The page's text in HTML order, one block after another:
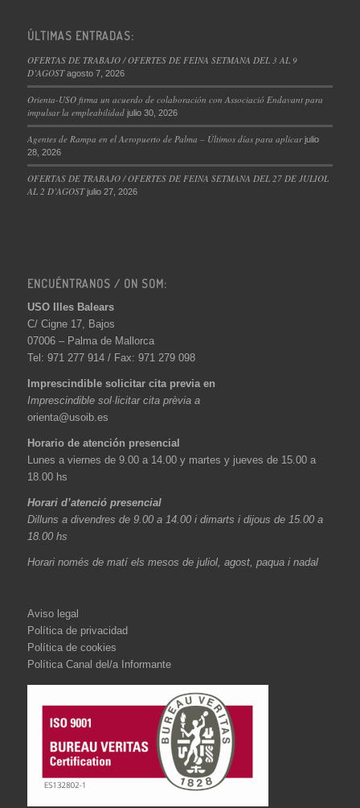
ÚLTIMAS ENTRADAS:
OFERTAS DE TRABAJO / OFERTES DE FEINA SETMANA DEL 3 AL 9
D’AGOST agosto 7, 2026
Orienta-USO firma un acuerdo de colaboración con Associació Endavant para
impulsar la empleabilidad julio 30, 2026
Agentes de Rampa en el Aeropuerto de Palma – Últimos días para aplicar julio
28, 2026
OFERTAS DE TRABAJO / OFERTES DE FEINA SETMANA DEL 27 DE JULIOL
AL 2 D’AGOST julio 27, 2026
ENCUÉNTRANOS / ON SOM:
USO Illes Balears
C/ Cigne 17, Bajos
07006 – Palma de Mallorca
Tel: 971 277 914 / Fax: 971 279 098
Imprescindible solicitar cita previa en
Imprescindible sol·licitar cita prèvia a
orienta@usoib.es
Horario de atención presencial
Lunes a viernes de 9.00 a 14.00 y martes y jueves de 15.00 a
18.00 hs
Horari d’atenció presencial
Dilluns a divendres de 9.00 a 14.00 i dimarts i dijous de 15.00 a
18.00 hs
Horari només de matí els mesos de juliol, agost, paqua i nadal
Aviso legal
Política de privacidad
Política de cookies
Política Canal del/a Informante